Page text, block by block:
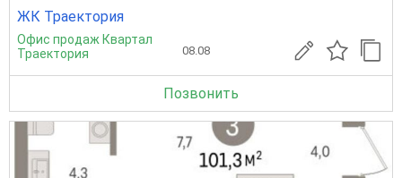
ЖК Траектория
Офис продаж Квартал
Траектория
08.08
Позвонить